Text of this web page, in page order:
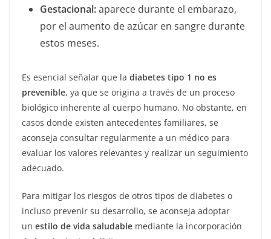
Gestacional:aparece durante el embarazo,
por el aumento de azúcar en sangre durante
estos meses.
Es esencial señalar que la diabetes tipo 1 no es
prevenible, ya que se origina a través de un proceso
biológico inherente al cuerpo humano. No obstante, en
casos donde existen antecedentes familiares, se
aconseja consultar regularmente a un médico para
evaluar los valores relevantes y realizar un seguimiento
adecuado.
Para mitigar los riesgos de otros tipos de diabetes o
incluso prevenir su desarrollo, se aconseja adoptar
un estilo de vida saludable mediante la incorporación